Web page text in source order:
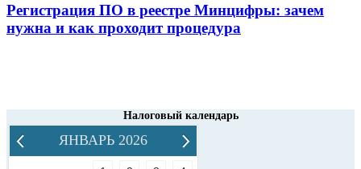
Регистрация ПО в реестре Минцифры: зачем
нужна и как проходит процедура
Налоговый календарь
ЯНВАРЬ 2026